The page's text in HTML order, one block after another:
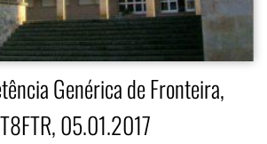
Genérica de Fronteira,
05.01.2017